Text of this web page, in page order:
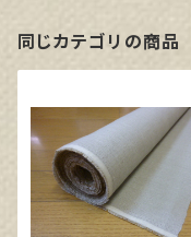
同じカテゴリの商品